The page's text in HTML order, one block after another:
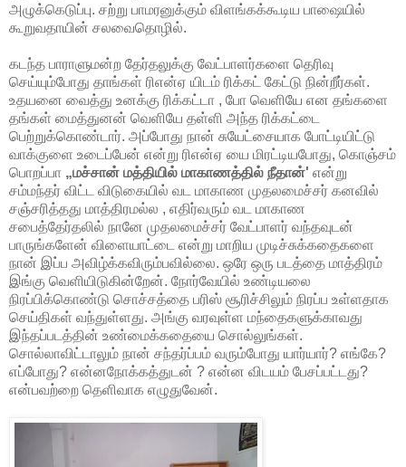
அழுக்கெடுப்பு. சற்று பாமரனுக்கும் விளங்கக்கூடிய பாஷையில்
கூறுவதாயின் சலவைதொழில்.
கடந்த பாராளுமன்ற தேர்தலுக்கு வேட்பாளர்களை தெரிவு
செய்யும்போது தாங்கள் ரிஎன்ஏ யிடம் ரிக்கட் கேட்டு நின்றீர்கள்.
உதயனை வைத்து உனக்கு ரிக்கட்டா , போ வெளியே என தங்களை
தங்கள் மைத்துனன் வெளியே தள்ளி அந்த ரிக்கட்டை
பெற்றுக்கொண்டார். அப்போது நான் சுயேட்சையாக போட்டியிட்டு
வாக்குளை உடைப்பேன் என்று ரிஎன்ஏ யை மிரட்டியபோது, கொஞ்சம்
பொறப்பா „மச்சான் மத்தியில் மாகாணத்தில் நீதான்' என்று
சம்மந்தர் விட்ட விடுகையில் வட மாகாண முதலமைச்சர் கனவில்
சஞ்சரித்தது மாத்திரமல்ல , எதிர்வரும் வட மாகாண
சபைத்தேர்தலில் நானே முதலமைச்சர் வேட்பாளர் வந்தவுடன்
பாருங்களேன் விளையாட்டை என்று மாறிய முடிச்சுக்கதைகளை
நான் இப்ப அவிழ்க்கவிரும்பவில்லை. ஒரே ஒரு படத்தை மாத்திரம்
இங்கு வெளியிடுகின்றேன். நோர்வேயில் உண்டியலை
நிரப்பிக்கொண்டு சொச்சத்தை பரிஸ் சூரிச்சிலும் நிரப்ப உள்ளதாக
செய்திகள் வந்துள்ளது. அங்கு வரவுள்ள மந்தைகளுக்காவது
இந்தப்படத்தின் உண்மைக்கதையை சொல்லுங்கள்.
சொல்லாவிட்டாலும் நான் சந்தர்ப்பம் வரும்போது யார்யார்? எங்கே?
எப்போது? என்னநோக்கத்துடன் ? என்ன விடயம் பேசப்பட்டது?
என்பவற்றை தெளிவாக எழுதுவேன்.